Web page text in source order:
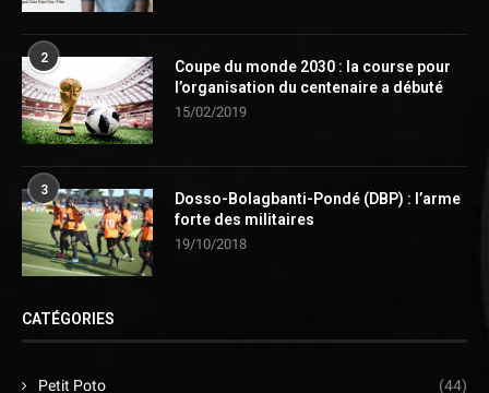
2
Coupe du monde 2030 : la course pour
l’organisation du centenaire a débuté
15/02/2019
3
Dosso-Bolagbanti-Pondé (DBP) : l’arme
forte des militaires
19/10/2018
CATÉGORIES
Petit Poto (44)